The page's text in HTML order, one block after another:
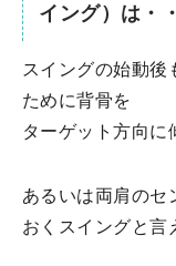
イング）は・
スイングの始動後
ために背骨を
ターゲット方向に
あるいは両肩のセ
おくスイングと言